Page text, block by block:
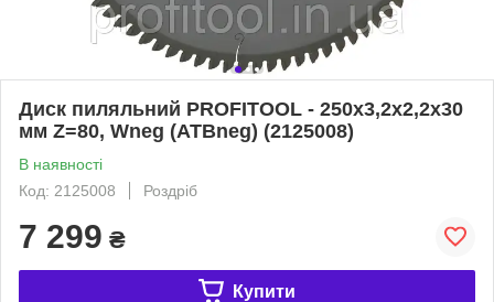
Диск пиляльний PROFITOOL - 250х3,2х2,2х30
мм Z=80, Wneg (ATBneg) (2125008)
В наявності
Код: 2125008
Роздріб
7 299 ₴
Купити